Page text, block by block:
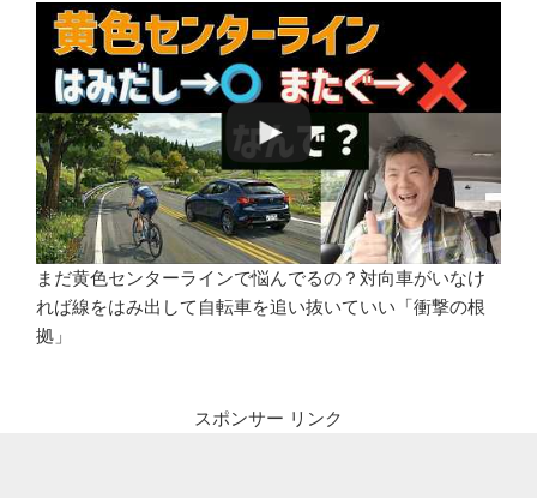
まだ黄色センターラインで悩んでるの？対向車がいなけ
れば線をはみ出して自転車を追い抜いていい「衝撃の根
拠」
スポンサー リンク